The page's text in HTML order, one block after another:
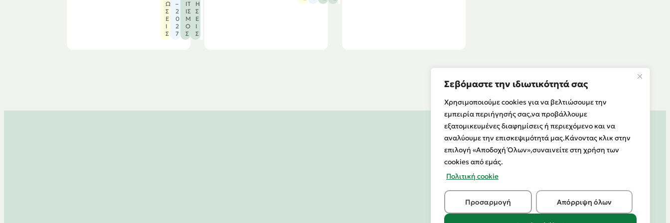
Σεβόμαστε την ιδιωτικότητά σας
Χρησιμοποιούμε cookies για να βελτιώσουμε την
εμπειρία περιήγησής σας,να προβάλλουμε
εξατομικευμένες διαφημίσεις ή περιεχόμενο και να
αναλύουμε την επισκεψιμότητά μας.Κάνοντας κλικ στην
επιλογή «Αποδοχή Όλων»,συναινείτε στη χρήση των
cookies από εμάς.
Πολιτική cookie
Προσαρμογή Απόρριψη όλων
Ώ
Σ
Ε
Ι
Σ
–
2
0
2
7
ΙΤ
ΙΣ
Μ
Ό
Σ
Ή
Σ
Ε
Ι
Σ